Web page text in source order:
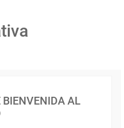
BIENVENIDA AL